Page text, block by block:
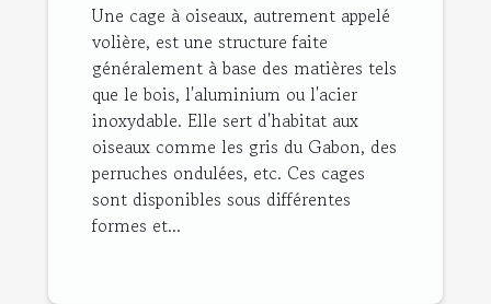
Une cage à oiseaux, autrement appelé
volière, est une structure faite
généralement à base des matières tels
que le bois, l'aluminium ou l'acier
inoxydable. Elle sert d'habitat aux
oiseaux comme les gris du Gabon, des
perruches ondulées, etc. Ces cages
sont disponibles sous différentes
formes et...